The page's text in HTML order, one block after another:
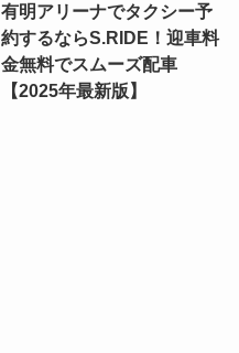
有明アリーナでタクシー予
約するならS.RIDE！迎車料
金無料でスムーズ配車
【2025年最新版】